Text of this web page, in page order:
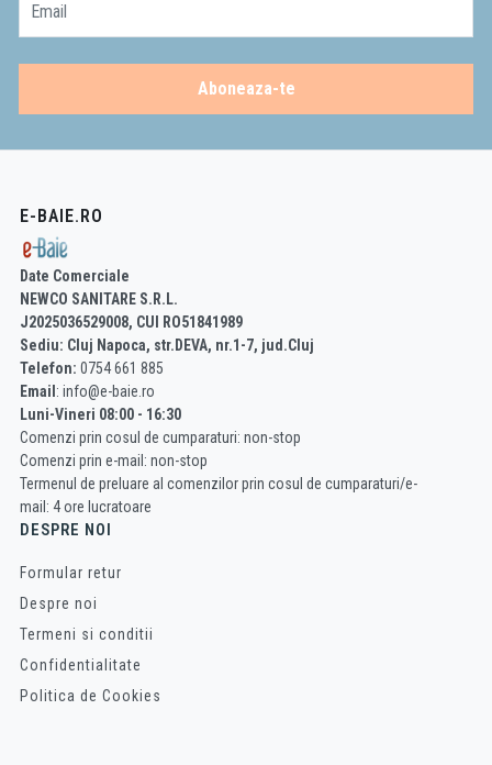
Email
Aboneaza-te
E-BAIE.RO
Date Comerciale
NEWCO SANITARE S.R.L.
J2025036529008, CUI RO51841989
Sediu: Cluj Napoca, str.DEVA, nr.1-7, jud.Cluj
Telefon: 0754 661 885
Email : info@e-baie.ro
Luni-Vineri 08:00 - 16:30
Comenzi prin cosul de cumparaturi: non-stop
Comenzi prin e-mail: non-stop
Termenul de preluare al comenzilor prin cosul de cumparaturi/e-
mail: 4 ore lucratoare
DESPRE NOI
Formular retur
Despre noi
Termeni si conditii
Confidentialitate
Politica de Cookies